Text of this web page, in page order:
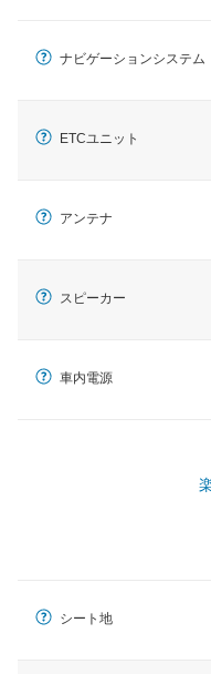
ナビゲーションシステム
ETCユニット
アンテナ
スピーカー
車内電源
シート地